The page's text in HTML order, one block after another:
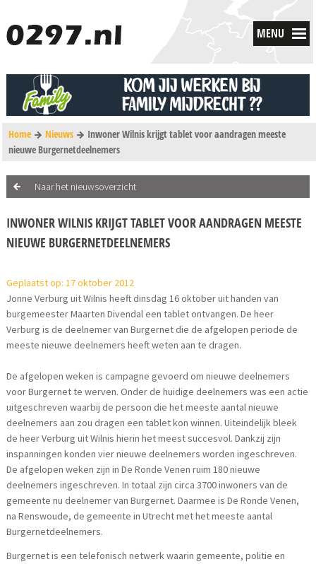
MENU
Home Nieuws
Inwoner Wilnis krijgt tablet voor aandragen meeste
nieuwe Burgernetdeelnemers
Naar het nieuwsoverzicht
INWONER WILNIS KRIJGT TABLET VOOR AANDRAGEN MEESTE
NIEUWE BURGERNETDEELNEMERS
Geplaatst op: 17 oktober 2012
Jonne Verburg uit Wilnis heeft dinsdag 16 oktober uit handen van
burgemeester Maarten Divendal een tablet ontvangen. De heer
Verburg is de deelnemer van Burgernet die de afgelopen periode de
meeste nieuwe deelnemers heeft weten aan te dragen.
De afgelopen weken is campagne gevoerd om nieuwe deelnemers
voor Burgernet te werven. Onder de huidige deelnemers was een actie
uitgeschreven waarbij de persoon die het meeste aantal nieuwe
deelnemers aan zou dragen een tablet kon winnen. Uiteindelijk bleek
de heer Verburg uit Wilnis hierin het meest succesvol. Dankzij zijn
inspanningen konden vier nieuwe deelnemers worden ingeschreven.
De afgelopen weken zijn in De Ronde Venen ruim 180 nieuwe
deelnemers ingeschreven. In totaal zijn circa 3700 inwoners van de
gemeente nu deelnemer van Burgernet. Daarmee is De Ronde Venen,
na Renswoude, de gemeente in Utrecht met het meeste aantal
Burgernetdeelnemers.
Burgernet is een telefonisch netwerk waarin gemeente, politie en